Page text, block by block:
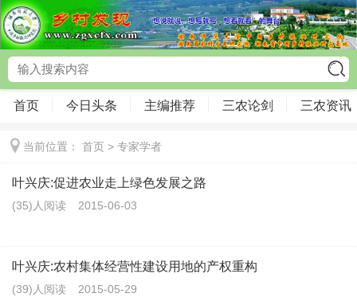
首页 今日头条 主编推荐 三农论剑 三农资讯
当前位置： 首页 > 专家学者
叶兴庆:促进农业走上绿色发展之路
(35)人阅读 2015-06-03
叶兴庆:农村集体经营性建设用地的产权重构
(39)人阅读 2015-05-29